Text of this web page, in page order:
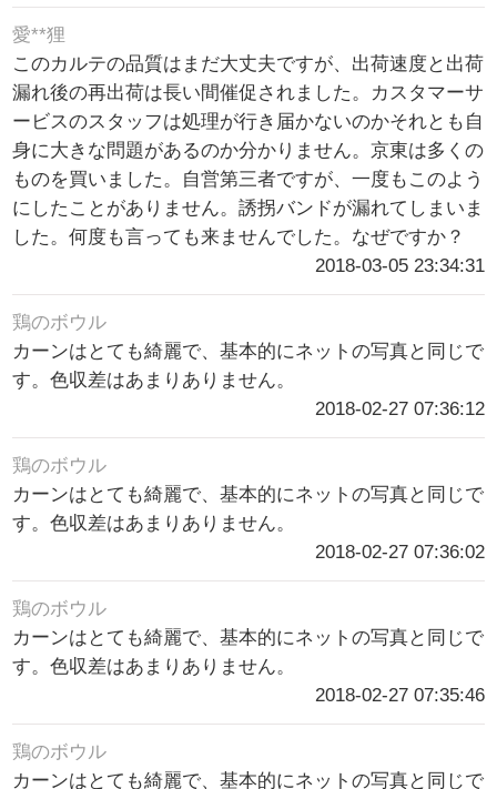
愛**狸
このカルテの品質はまだ大丈夫ですが、出荷速度と出荷
漏れ後の再出荷は長い間催促されました。カスタマーサ
ービスのスタッフは処理が行き届かないのかそれとも自
身に大きな問題があるのか分かりません。京東は多くの
ものを買いました。自営第三者ですが、一度もこのよう
にしたことがありません。誘拐バンドが漏れてしまいま
した。何度も言っても来ませんでした。なぜですか？
2018-03-05 23:34:31
鶏のボウル
カーンはとても綺麗で、基本的にネットの写真と同じで
す。色収差はあまりありません。
2018-02-27 07:36:12
鶏のボウル
カーンはとても綺麗で、基本的にネットの写真と同じで
す。色収差はあまりありません。
2018-02-27 07:36:02
鶏のボウル
カーンはとても綺麗で、基本的にネットの写真と同じで
す。色収差はあまりありません。
2018-02-27 07:35:46
鶏のボウル
カーンはとても綺麗で、基本的にネットの写真と同じで